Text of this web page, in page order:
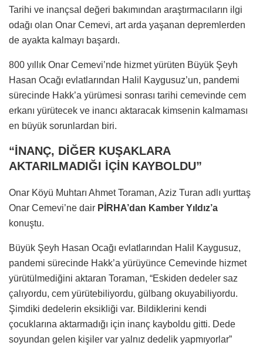
Tarihi ve inançsal değeri bakımından araştırmacıların ilgi
odağı olan Onar Cemevi, art arda yaşanan depremlerden
de ayakta kalmayı başardı.
800 yıllık Onar Cemevi’nde hizmet yürüten Büyük Şeyh
Hasan Ocağı evlatlarından Halil Kaygusuz’un, pandemi
sürecinde Hakk’a yürümesi sonrası tarihi cemevinde cem
erkanı yürütecek ve inancı aktaracak kimsenin kalmaması
en büyük sorunlardan biri.
“İNANÇ, DİĞER KUŞAKLARA
AKTARILMADIĞI İÇİN KAYBOLDU”
Onar Köyü Muhtarı Ahmet Toraman, Aziz Turan adlı yurttaş
Onar Cemevi’ne dair PİRHA’dan Kamber Yıldız’a
konuştu.
Büyük Şeyh Hasan Ocağı evlatlarından Halil Kaygusuz,
pandemi sürecinde Hakk’a yürüyünce Cemevinde hizmet
yürütülmediğini aktaran Toraman, “Eskiden dedeler saz
çalıyordu, cem yürütebiliyordu, gülbang okuyabiliyordu.
Şimdiki dedelerin eksikliği var. Bildiklerini kendi
çocuklarına aktarmadığı için inanç kayboldu gitti. Dede
soyundan gelen kişiler var yalnız dedelik yapmıyorlar”